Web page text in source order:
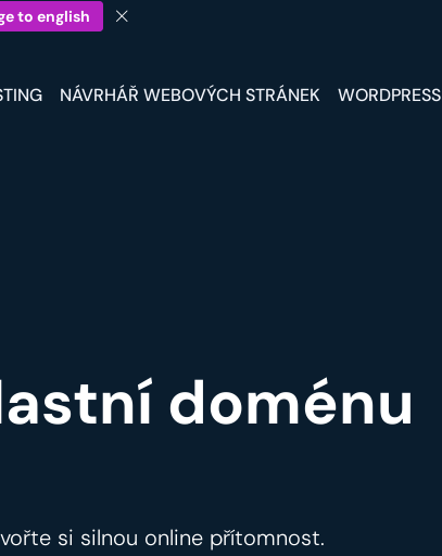
to english
NÁVRHÁŘ WEBOVÝCH STRÁNEK WORDPRESS
doménu
si silnou online přítomnost.